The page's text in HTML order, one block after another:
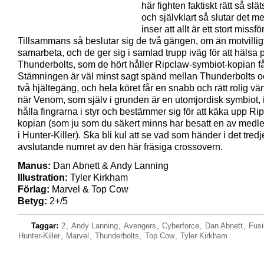
här fighten faktiskt rätt så
och självklart så slutar det
inser att allt är ett stort
Tillsammans så beslutar sig de två gängen, om än
samarbeta, och de ger sig i samlad trupp iväg för att hälsa
Thunderbolts, som de hört håller Ripclaw-symbiot-kopian
Stämningen är väl minst sagt spänd mellan Thunderbolts
två hjältegäng, och hela köret får en snabb och rätt rolig
när Venom, som själv i grunden är en utomjordisk symbiot,
hålla fingrarna i styr och bestämmer sig för att käka upp
kopian (som ju som du säkert minns har besatt en av
i Hunter-Killer). Ska bli kul att se vad som händer i det
avslutande numret av den här fräsiga crossovern.
Manus: Dan Abnett & Andy Lanning
Illustration: Tyler Kirkham
Förlag: Marvel & Top Cow
Betyg: 2+/5
Taggar: 2, Andy Lanning, Avengers , Cyberforce, Dan Abnett,
Hunter-Killer, Marvel , Thunderbolts , Top Cow, Tyler Kirkham